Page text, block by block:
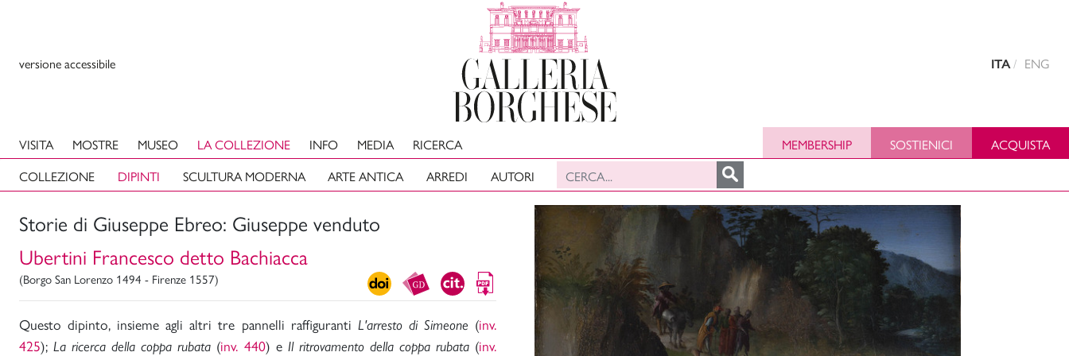
versione accessibile ITA ENG
VISITA MOSTRE MUSEO
LA COLLEZIONE
COLLEZIONE
DIPINTI SCULTURA MODERNA ARTE ANTICA ARREDI AUTORI
INFO MEDIA RICERCA MEMBERSHIP SOSTIENICI ACQUISTA
Storie di Giuseppe Ebreo: Giuseppe venduto
Ubertini Francesco detto Bachiacca
(Borgo San Lorenzo 1494 - Firenze 1557)
Questo dipinto, insieme agli altri tre pannelli raffiguranti L'arresto di Simeone (inv.
425);La ricerca della coppa rubata (inv. 440) e Il ritrovamento della coppa rubata(inv.